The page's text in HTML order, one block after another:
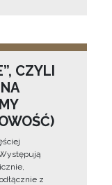
CZYLI
z